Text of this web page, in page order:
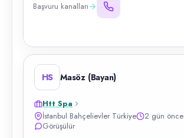
Başvuru kanalları
HS Masöz (Bayan)
Htt Spa
İstanbul Bahçelievler Türkiye
2 gün önce
Görüşülür